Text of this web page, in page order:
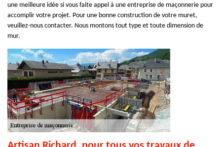
une meilleure idée si vous faite appel à une entreprise de maçonnerie pour
accomplir votre projet. Pour une bonne construction de votre muret,
veuillez-nous contacter. Nous montons tout type et toute dimension de
mur.